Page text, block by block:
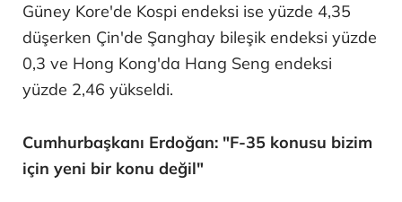
Güney Kore'de Kospi endeksi ise yüzde 4,35
düşerken Çin'de Şanghay bileşik endeksi yüzde
0,3 ve Hong Kong'da Hang Seng endeksi
yüzde 2,46 yükseldi.
Cumhurbaşkanı Erdoğan: "F-35 konusu bizim
için yeni bir konu değil"